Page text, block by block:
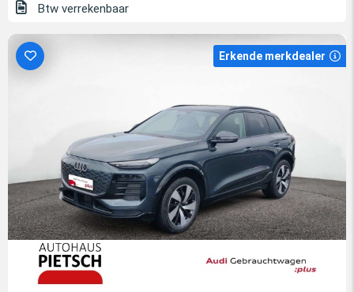
Btw verrekenbaar
Erkende merkdealer